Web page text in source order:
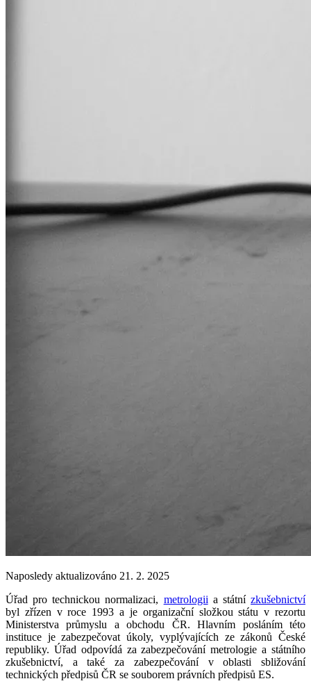
Naposledy aktualizováno 21. 2. 2025
Úřad pro technickou normalizaci, metrologii a státnízkušebnictví
byl zřízen v roce 1993 a je organizační složkou státu v rezortu
Ministerstva průmyslu a obchodu ČR. Hlavním posláním této
instituce je zabezpečovat úkoly, vyplývajících ze zákonů České
republiky. Úřad odpovídá za zabezpečování metrologie a státního
zkušebnictví, a také za zabezpečování v oblasti sbližování
technických předpisů ČR se souborem právních předpisů ES.